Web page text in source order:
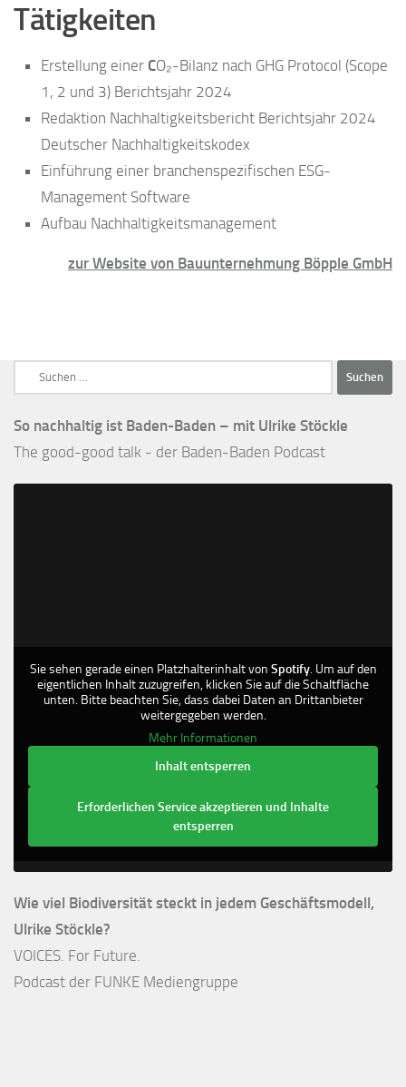
Tätigkeiten
Erstellung einer CO₂-Bilanz nach GHG Protocol (Scope
1, 2 und 3) Berichtsjahr 2024
Redaktion Nachhaltigkeitsbericht Berichtsjahr 2024
Deutscher Nachhaltigkeitskodex
Einführung einer branchenspezifischen ESG-
Management Software
Aufbau Nachhaltigkeitsmanagement
zur Website von Bauunternehmung Böpple GmbH
Suchen
nach:
So nachhaltig ist Baden-Baden – mit Ulrike Stöckle
The good-good talk - der Baden-Baden Podcast
Sie sehen gerade einen Platzhalterinhalt von Spotify. Um auf den
eigentlichen Inhalt zuzugreifen, klicken Sie auf die Schaltfläche
unten. Bitte beachten Sie, dass dabei Daten an Drittanbieter
weitergegeben werden.
Mehr Informationen
Inhalt entsperren
Erforderlichen Service akzeptieren und Inhalte
entsperren
Wie viel Biodiversität steckt in jedem Geschäftsmodell,
Ulrike Stöckle?
VOICES. For Future.
Podcast der FUNKE Mediengruppe